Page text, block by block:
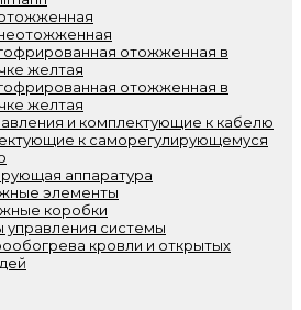
отожженная в
желтая
отожженная в
желтая
и комплектующие к кабелю
к саморегулирующемуся
аппаратура
элементы
коробки
системы
кровли и открытых